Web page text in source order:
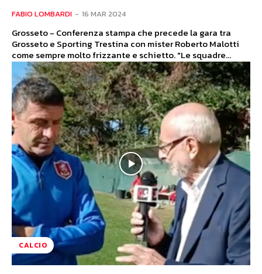
FABIO LOMBARDI - 16 MAR 2024
Grosseto - Conferenza stampa che precede la gara tra
Grosseto e Sporting Trestina con mister Roberto Malotti
come sempre molto frizzante e schietto. "Le squadre...
CALCIO